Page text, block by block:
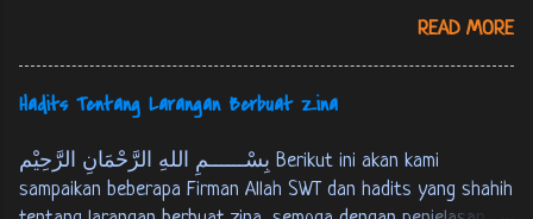
Rasulullah SAW bersabda, "Nabi Ibrahim 'AS berkhitan saat
kampak". [HR. Muslim juz 4, hal. 1839]
semuanya, Maka Dia akan menerangkan kepadamu apa yang
telah kamu kerjakan. [QS. Al-Maaidah : 105] [*] Maksudnya:
kesesatan orang lain itu tidak akan memberi mudharat
kepadamu, Asal kamu telah mendapat petunjuk. tapi tidaklah
berarti bahwa orang tidak disuruh berbuat yang ma'ruf dan
mencegah dari yang munkar. Hadits Rasulullah SAW Dari Abu
Umayyah Asy-Sya’baniy, ia berkata : Saya pernah bertanya
READ MORE
Hadits Tentang Larangan Berbuat Zina
بِسْــــــمِ اللهِ الرَّحْمَانِ الرَّحِيْم Berikut ini akan kami
sampaikan beberapa Firman Allah SWT dan hadits yang shahih